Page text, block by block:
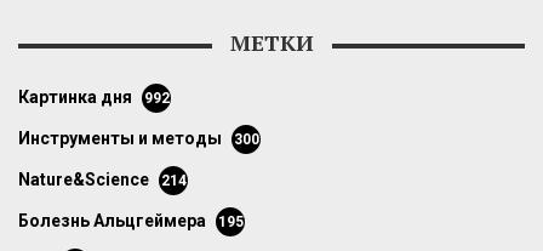
МЕТКИ
картинка дня 992
инструменты и методы 300
Nature&Science 214
болезнь Альцгеймера 195